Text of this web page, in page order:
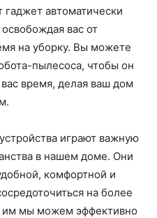
автоматически
вас от
на уборку. Вы можете
пылесоса, чтобы он
время, делая ваш дом
играют важную
в нашем доме. Они
комфортной и
на более
им мы можем эффективно